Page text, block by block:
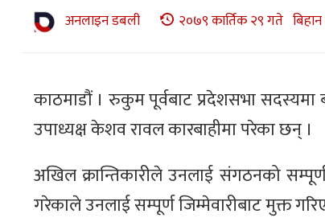
अनलाइन डबली २०७९ कार्तिक २९ गते
काठमाडौं । रुकुम पूर्वबाट प्रदेशसभा सदस्यमा
उपाध्यक्ष केशव रावल कारबाहीमा परेका छन् ।
अखिल क्रान्तिकारीले उनलाई संगठनको
गरेकाले उनलाई सम्पूर्ण जिम्मेवारीबाट मुक्त